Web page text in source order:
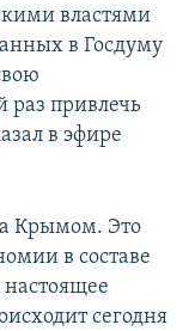
властями
в Госдуму
раз привлечь
в эфире
Крымом. Это
в составе
настоящее
сегодня